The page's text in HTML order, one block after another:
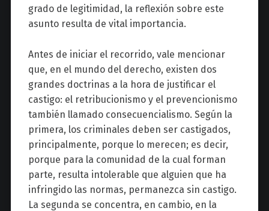
grado de legitimidad, la reflexión sobre este
asunto resulta de vital importancia.
Antes de iniciar el recorrido, vale mencionar
que, en el mundo del derecho, existen dos
grandes doctrinas a la hora de justificar el
castigo: el retribucionismo y el prevencionismo
también llamado consecuencialismo. Según la
primera, los criminales deben ser castigados,
principalmente, porque lo merecen; es decir,
porque para la comunidad de la cual forman
parte, resulta intolerable que alguien que ha
infringido las normas, permanezca sin castigo.
La segunda se concentra, en cambio, en la